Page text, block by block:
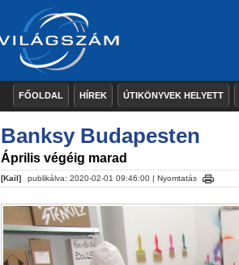
FŐOLDAL HÍREK ÚTIKÖNYVEK HELYETT
Banksy Budapesten
Április végéig marad
[Kail] publikálva: 2020-02-01 09:46:00 | Nyomtatás